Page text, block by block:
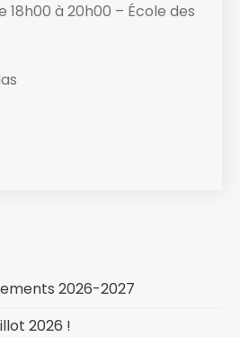
18h00 à 20h00 – École des
2026-2027
2026 !